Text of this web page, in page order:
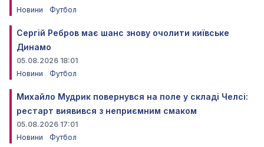
Новини
Футбол
Сергій Ребров має шанс знову очолити київське
Динамо
05.08.2026 18:01
Новини
Футбол
Михайло Мудрик повернувся на поле у складі Челсі:
рестарт виявився з неприємним смаком
05.08.2026 17:01
Новини
Футбол